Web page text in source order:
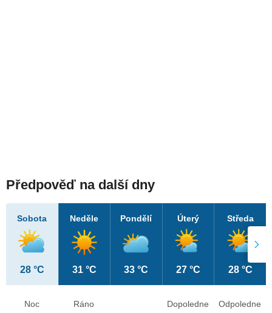
Předpověď na další dny
Sobota
28 °C
Neděle
31 °C
Pondělí
33 °C
Úterý
27 °C
Středa
28 °C
Noc
Ráno
Dopoledne
Odpoledne